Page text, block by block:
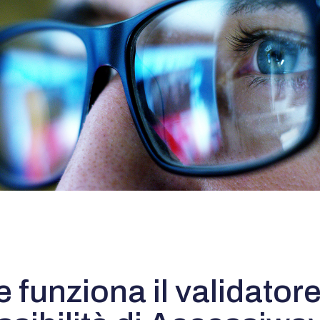
funziona il